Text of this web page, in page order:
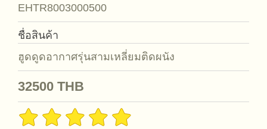
EHTR8003000500
ชื่อสินค้า
ฮูดดูดอากาศรุ่นสามเหลี่ยมติดผนัง
32500 THB